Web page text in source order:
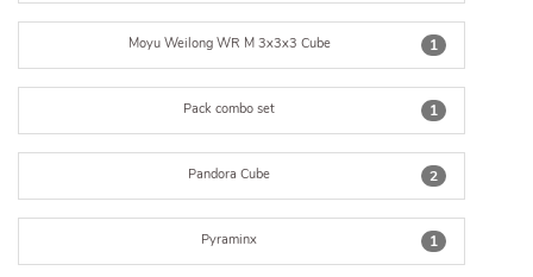
1
Moyu Weilong WR M 3x3x3 Cube
1
Pack combo set
2
Pandora Cube
1
Pyraminx